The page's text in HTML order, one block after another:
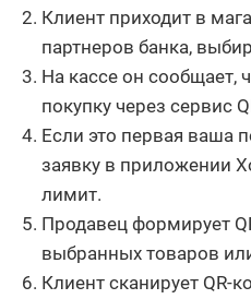
Клиент приходит в
партнеров банка,
На кассе он сообщает,
покупку через сервис
Если это первая ваша
заявку в приложении
лимит.
Продавец формирует
выбранных товаров
Клиент сканирует QR-